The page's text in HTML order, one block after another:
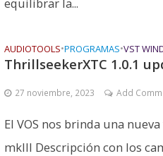
AUDIOTOOLS•PROGRAMAS•VST
ThrillseekerXTC 1.0.1
27 noviembre, 2023 Add
El VOS nos brinda una
mkIII Descripción con los